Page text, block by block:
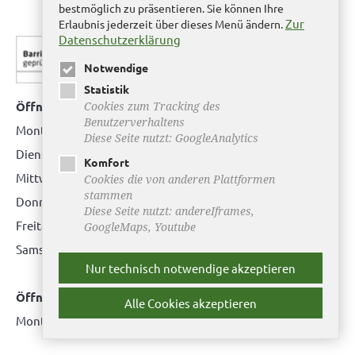
Öffnungszeiten Bürgerbüro Helmstedt
Montag: 08.00 bis 12.00 Uhr
Dienstag: 08.00 bis 12.00 Uhr & 15.00 Uhr bis 17.00 Uhr
Mittwoch: nur nach Terminvereinbarung
Donnerstag: 08.00 bis 12.00 Uhr & 14.00 Uhr bis 16.00 Uhr
Freitag: nur nach Terminvereinbarung
Samstag:bitte hier klicken
Öffnungszeiten Bürgerbüro Büddenstedt
Montag: 14:00 bis 16:00 Uhr
bestmöglich zu präsentieren. Sie können Ihre
Erlaubnis jederzeit über dieses Menü ändern.Zur
Datenschutzerklärung
Notwendige
Statistik
Cookies zum Tracking des
Benutzerverhaltens
Diese Seite nutzt: GoogleAnalytics
Komfort
Cookies die von anderen Plattformen
stammen
Diese Seite nutzt: andereIframes,
GoogleMaps, Youtube
Nur technisch notwendige akzeptieren
Alle Cookies akzeptieren